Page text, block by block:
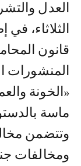
العدل
الثلاثاء،
قانون
المنشورات
«الخونة
ماسة
وتتضمن
ومخالفات